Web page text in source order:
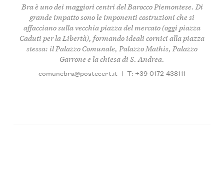
Bra è uno dei maggiori centri del Barocco Piemontese. Di
grande impatto sono le imponenti costruzioni che si
affacciano sulla vecchia piazza del mercato (oggi piazza
Caduti per la Libertà), formando ideali cornici alla piazza
stessa: il Palazzo Comunale, Palazzo Mathis, Palazzo
Garrone e la chiesa di S. Andrea.
comunebra@postecert.it | T: +39 0172 438111